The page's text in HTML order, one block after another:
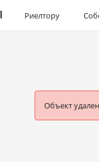
Риелтору
Объект